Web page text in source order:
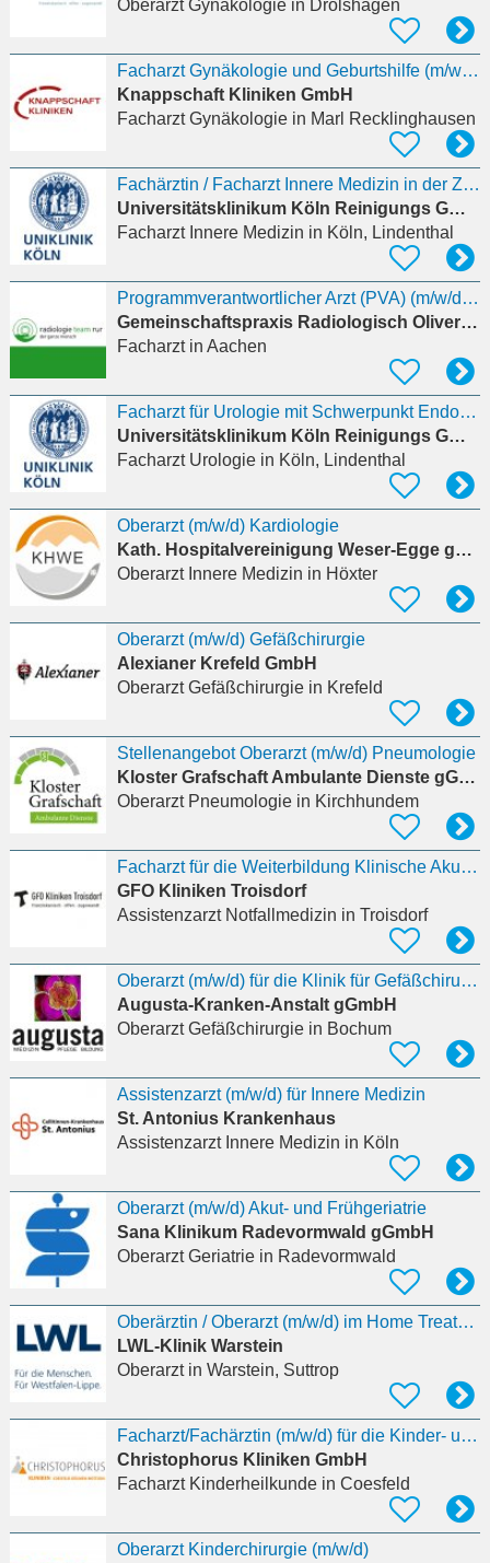
Oberarzt Gynäkologiein Drolshagen
Facharzt Gynäkologie und Geburtshilfe (m/w/d)
Knappschaft Kliniken GmbH
Facharzt Gynäkologiein Marl Recklinghausen
Fachärztin / Facharzt Innere Medizin in der Zentralen Notaufnahme / ZNA (Notfallmedizin) (w/m/d)
Universitätsklinikum Köln Reinigungs GmbH
Facharzt Innere Medizin in Köln, Lindenthal
Programmverantwortlicher Arzt (PVA) (m/w/d) Mammographie-Screening
Gemeinschaftspraxis Radiologisch Oliver Gerhardt
Facharztin Aachen
Facharzt für Urologie mit Schwerpunkt Endourologie (m/w/d)
Universitätsklinikum Köln Reinigungs GmbH
Facharzt Urologiein Köln, Lindenthal
Oberarzt (m/w/d) Kardiologie
Kath. Hospitalvereinigung Weser-Egge gGmbH
Oberarzt Innere Medizin in Höxter
Oberarzt (m/w/d) Gefäßchirurgie
Alexianer Krefeld GmbH
Oberarzt Gefäßchirurgiein Krefeld
Stellenangebot Oberarzt (m/w/d) Pneumologie
Kloster Grafschaft Ambulante Dienste gGmbH
Oberarzt Pneumologiein Kirchhundem
Facharzt für die Weiterbildung Klinische Akut- und Notfallmedizin (m/w/d)
GFO Kliniken Troisdorf
Assistenzarzt Notfallmedizin in Troisdorf
Oberarzt (m/w/d) für die Klinik für Gefäßchirurgie
Augusta-Kranken-Anstalt gGmbH
Oberarzt Gefäßchirurgiein Bochum
Assistenzarzt (m/w/d) für Innere Medizin
St. Antonius Krankenhaus
Assistenzarzt Innere Medizin in Köln
Oberarzt (m/w/d) Akut- und Frühgeriatrie
Sana Klinikum Radevormwald gGmbH
Oberarzt Geriatriein Radevormwald
Oberärztin / Oberarzt (m/w/d) im Home Treatment / StäB Team
LWL-Klinik Warstein
Oberarztin Warstein, Suttrop
Facharzt/Fachärztin (m/w/d) für die Kinder- und Jugendmedizin in Vollzeit oder Teilzeit für das
Christophorus Kliniken GmbH
Facharzt Kinderheilkundein Coesfeld
Oberarzt Kinderchirurgie (m/w/d)